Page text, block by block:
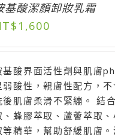
基酸潔顏卸妝乳霜
1,600
基酸界面活性劑與肌膚ph
弱酸性，親膚性配方，不
後肌膚柔滑不緊繃。 結
、蜂膠萃取、蘆薈萃取
等精華，幫助舒緩肌膚